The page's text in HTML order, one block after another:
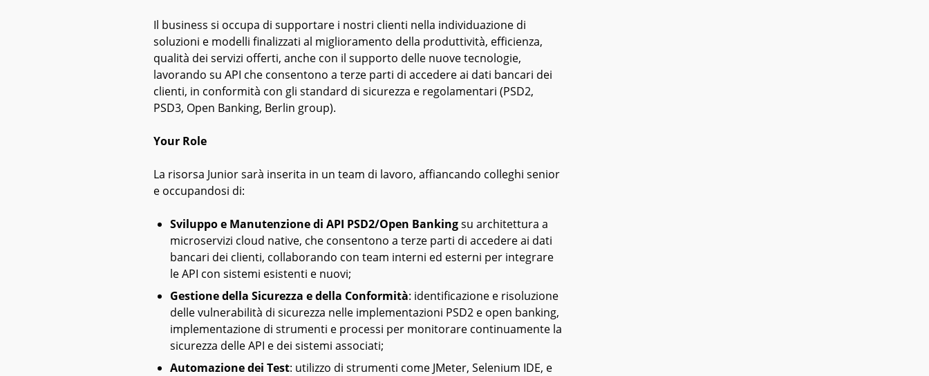
Il business si occupa di supportare i nostri clienti nella individuazione di
soluzioni e modelli finalizzati al miglioramento della produttività, efficienza,
qualità dei servizi offerti, anche con il supporto delle nuove tecnologie,
lavorando su API che consentono a terze parti di accedere ai dati bancari dei
clienti, in conformità con gli standard di sicurezza e regolamentari (PSD2,
PSD3, Open Banking, Berlin group).
Your Role
La risorsa Junior sarà inserita in un team di lavoro, affiancando colleghi senior
e occupandosi di:
Sviluppo e Manutenzione di API PSD2/Open Bankingsu architettura a
microservizi cloud native, che consentono a terze parti di accedere ai dati
bancari dei clienti, collaborando con team interni ed esterni per integrare
le API con sistemi esistenti e nuovi;
Gestione della Sicurezza e della Conformità: identificazione e risoluzione
delle vulnerabilità di sicurezza nelle implementazioni PSD2 e open banking,
implementazione di strumenti e processi per monitorare continuamente la
sicurezza delle API e dei sistemi associati;
Automazione dei Test: utilizzo di strumenti come JMeter, Selenium IDE, e